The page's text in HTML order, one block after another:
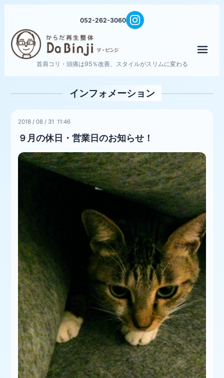
052-262-3060
首肩コリ・頭痛は95％改善、スタイルがスリムに変わる
インフォメーション
2018 /08 / 31 11:46
９月の休日・営業日のお知らせ！